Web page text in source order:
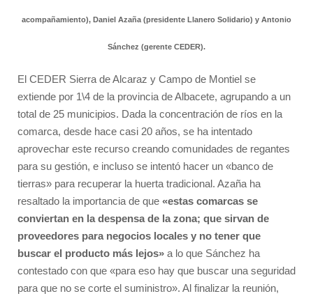
acompañamiento), Daniel Azaña (presidente Llanero Solidario) y Antonio
Sánchez (gerente CEDER).
El CEDER Sierra de Alcaraz y Campo de Montiel se
extiende por 1\4 de la provincia de Albacete, agrupando a un
total de 25 municipios. Dada la concentración de ríos en la
comarca, desde hace casi 20 años, se ha intentado
aprovechar este recurso creando comunidades de regantes
para su gestión, e incluso se intentó hacer un «banco de
tierras» para recuperar la huerta tradicional. Azaña ha
resaltado la importancia de que «estas comarcas se
conviertan en la despensa de la zona; que sirvan de
proveedores para negocios locales y no tener que
buscar el producto más lejos» a lo que Sánchez ha
contestado con que «para eso hay que buscar una seguridad
para que no se corte el suministro». Al finalizar la reunión,